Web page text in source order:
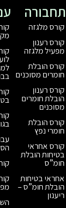
ענף הבניה
קורס בונה
מקצועי לפיגומים
קורס הכנה
למנהלי עבודה
בבניין
קורס עוזר
בטיחות
בגובה – רענון
הסמכה
קורס מלגזה
קורס רענון
מפעיל מלגזה
השתלמות ענפית